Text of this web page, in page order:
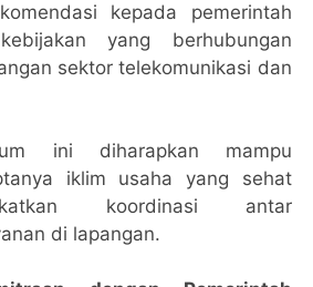
kepada pemerintah
yang berhubungan
sektor telekomunikasi dan
ini diharapkan mampu
iklim usaha yang sehat
koordinasi antar
di lapangan.